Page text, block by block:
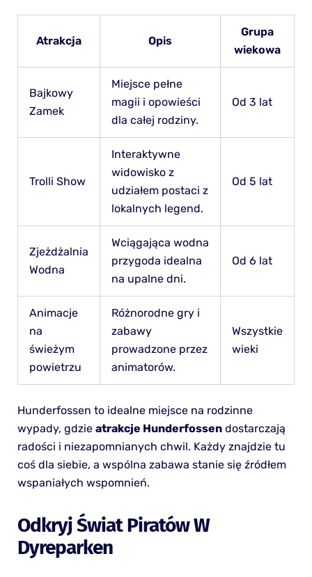
Atrakcja Opis
Grupa
wiekowa
Bajkowy
Zamek
Miejsce pełne
magii i opowieści
dla całej rodziny.
Od 3 lat
Trolli Show
Interaktywne
widowisko z
udziałem postaci z
lokalnych legend.
Od 5 lat
Zjeżdżalnia
Wodna
Wciągająca wodna
przygoda idealna
na upalne dni.
Od 6 lat
Animacje
na
świeżym
powietrzu
Różnorodne gry i
zabawy
prowadzone przez
animatorów.
Wszystkie
wieki
Hunderfossen to idealne miejsce na rodzinne
wypady, gdzie atrakcje Hunderfossendostarczają
radości i niezapomnianych chwil. Każdy znajdzie tu
coś dla siebie, a wspólna zabawa stanie się źródłem
wspaniałych wspomnień.
Odkryj Świat Piratów W
Dyreparken